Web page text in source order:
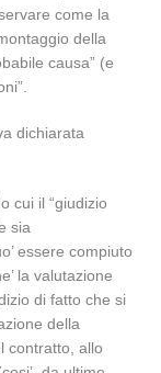
come la
della
causa” (e
dichiarata
cui il “giudizio
sia
essere compiuto
la valutazione
di fatto che si
della
contratto, allo